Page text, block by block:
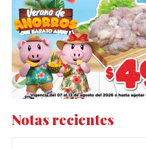
Notas recientes